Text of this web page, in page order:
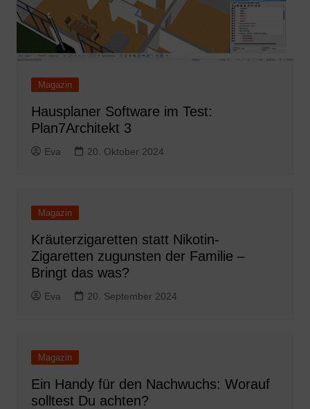
Magazin
Hausplaner Software im Test:
Plan7Architekt 3
Eva 20. Oktober 2024
Magazin
Kräuterzigaretten statt Nikotin-
Zigaretten zugunsten der Familie –
Bringt das was?
Eva 20. September 2024
Magazin
Ein Handy für den Nachwuchs: Worauf
solltest Du achten?